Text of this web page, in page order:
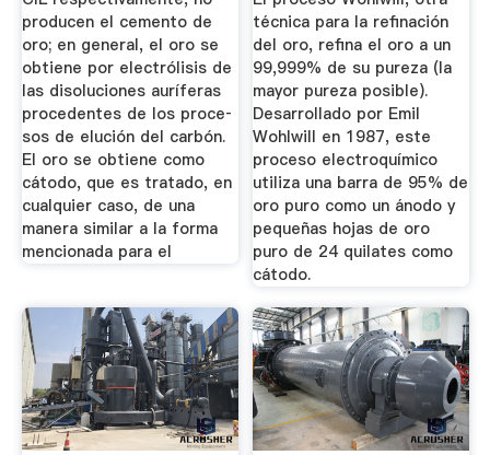
producen el cemento de
oro; en general, el oro se
obtiene por electrólisis de
las disoluciones auríferas
procedentes de los proce­
sos de elución del carbón.
El oro se obtiene como
cátodo, que es tratado, en
cualquier caso, de una
manera similar a la forma
mencionada para el
técnica para la refinación
del oro, refina el oro a un
99,999% de su pureza (la
mayor pureza posible).
Desarrollado por Emil
Wohlwill en 1987, este
proceso electroquímico
utiliza una barra de 95% de
oro puro como un ánodo y
pequeñas hojas de oro
puro de 24 quilates como
cátodo.